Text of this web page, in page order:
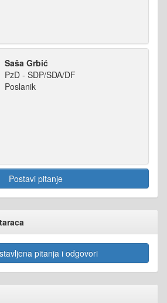
Saša Grbić
PzD - SDP/SDA/DF
Poslanik
Postavi pitanje
pitanja i odgovori